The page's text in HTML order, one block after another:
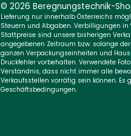
© 2026 Beregnungs­technik-
Lieferung nur innerhalb Österreichs
Steuern und Abgaben. Verbilligungen
Stattpreise sind unsere bisherigen
angegebenen Zeitraum bzw. solange
ganzen Verpackungseinheiten und
Druckfehler vorbehalten. Verwendete
Verständnis, dass nicht immer alle
Verkaufsstellen vorrätig sein können. Es
Geschäftsbedingungen.